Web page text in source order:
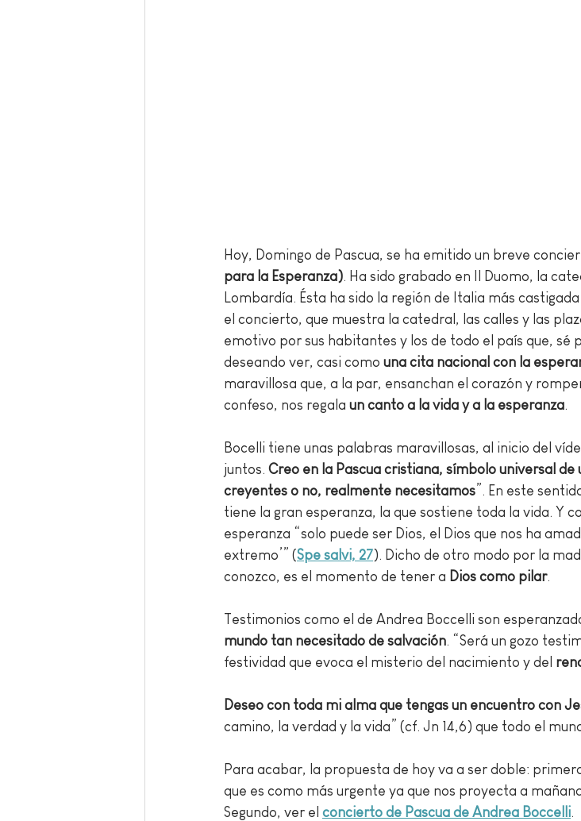
Hoy, Domingo de Pascua, se ha emitido un breve
para la Esperanza). Ha sido grabado en Il Duomo, la
Lombardía. Ésta ha sido la región de Italia más
el concierto, que muestra la catedral, las calles y las
emotivo por sus habitantes y los de todo el país que,
deseando ver, casi como una cita nacional con la
maravillosa que, a la par, ensanchan el corazón y
confeso, nos regala un canto a la vida y a la esperanza.
Bocelli tiene unas palabras maravillosas, al inicio del
juntos. Creo en la Pascua cristiana, símbolo universal
creyentes o no, realmente necesitamos”. En este
tiene la gran esperanza, la que sostiene toda la vida. Y
esperanza “solo puede ser Dios, el Dios que nos ha
extremo’” (Spe salvi, 27). Dicho de otro modo por la
conozco, es el momento de tener a Dios como pilar.
Testimonios como el de Andrea Boccelli son
mundo tan necesitado de salvación. “Será un gozo
festividad que evoca el misterio del nacimiento y del
Deseo con toda mi alma que tengas un encuentro con
camino, la verdad y la vida” (cf. Jn 14,6) que todo el
Para acabar, la propuesta de hoy va a ser doble:
que es como más urgente ya que nos proyecta a
Segundo, ver el concierto de Pascua de Andrea Boccelli.